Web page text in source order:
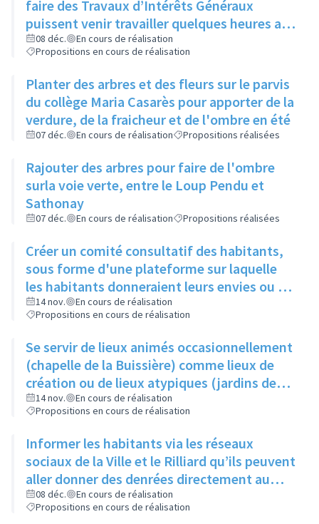
faire des Travaux d’Intérêts Généraux
puissent venir travailler quelques heures aux
restos du cœur dans le cadre de leur
sanction
08 déc.
En cours de réalisation
Propositions en cours de réalisation
Planter des arbres et des fleurs sur le parvis
du collège Maria Casarès pour apporter de la
verdure, de la fraicheur et de l'ombre en été
07 déc. En cours de réalisation Propositions réalisées
Rajouter des arbres pour faire de l'ombre
surla voie verte, entre le Loup Pendu et
Sathonay
07 déc. En cours de réalisation Propositions réalisées
Créer un comité consultatif des habitants,
sous forme d'une plateforme sur laquelle
les habitants donneraient leurs envies ou se
manifesteraient sur leur volonté de
participer à tel ou tel évènement, et où les
acteurs culturels présenteraient ce qu'ils
produisent
14 nov.
En cours de réalisation
Propositions en cours de réalisation
Se servir de lieux animés occasionnellement
(chapelle de la Buissière) comme lieux de
création ou de lieux atypiques (jardins des
Semailles) comme lieux d'exposition pour
photos ou oeuvres
14 nov.
En cours de réalisation
Propositions en cours de réalisation
Informer les habitants via les réseaux
sociaux de la Ville et le Rilliard qu’ils peuvent
aller donner des denrées directement au
local des restos du cœur (au 1- 3 rue Jacques
Prévert), les lundis, mardis et mercredis
08 déc.
En cours de réalisation
Propositions en cours de réalisation